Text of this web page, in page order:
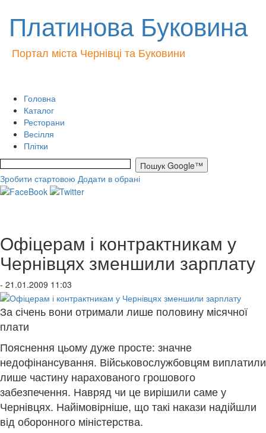
Платинова Буковина
Портал міста Чернівці та Буковини
Головна
Каталог
Ресторани
Весілля
Плітки
Зробити стартовою Додати в обрані
Офіцерам і контрактникам у
Чернівцях зменшили зарплату
- 21.01.2009 11:03
За січень вони отримали лише половину місячної
плати
Пояснення цьому дуже просте: значне
недофінансування. Військовослужбовцям виплатили
лише частину нарахованого грошового
забезпечення. Навряд чи це вирішили саме у
Чернівцях. Найімовірніше, що такі накази надійшли
від оборонного міністерства.